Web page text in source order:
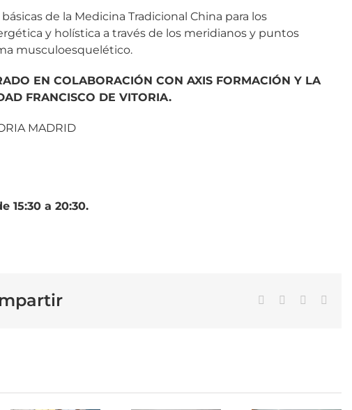
de la Medicina Tradicional China para los
y holística a través de los meridianos y puntos
musculoesquelético.
EN COLABORACIÓN CON AXIS FORMACIÓN Y LA
FRANCISCO DE VITORIA.
MADRID
15:30 a 20:30.
Facebook LinkedIn